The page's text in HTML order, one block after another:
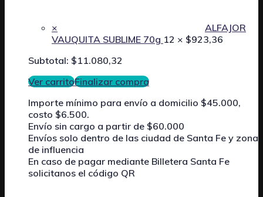
×
ALFAJOR
VAUQUITA SUBLIME 70g 12 × $923,36
Subtotal: $11.080,32
Ver carritoFinalizar compra
Importe mínimo para envío a domicilio $45.000,
costo $6.500.
Envío sin cargo a partir de $60.000
Envíos solo dentro de las ciudad de Santa Fe y zona
de influencia
En caso de pagar mediante Billetera Santa Fe
solicitanos el código QR